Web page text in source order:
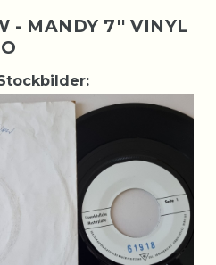
- MANDY 7'' VINYL